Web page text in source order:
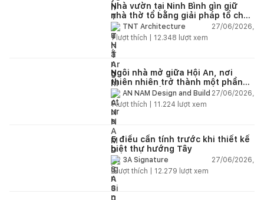
Nhà vườn tại Ninh Bình gìn giữ
nhà thờ tổ bằng giải pháp tổ chức
lại không gian
TNT Architecture
27/06/2026,
1lượt thích | 12.348 lượt xem
Ngôi nhà mở giữa Hội An, nơi
thiên nhiên trở thành một phần
của cuộc sống
AN NAM Design and Build 27/06/2026,
1lượt thích | 11.224 lượt xem
5 điều cần tính trước khi thiết kế
biệt thự hướng Tây
3A Signature
27/06/2026,
2lượt thích | 12.279 lượt xem